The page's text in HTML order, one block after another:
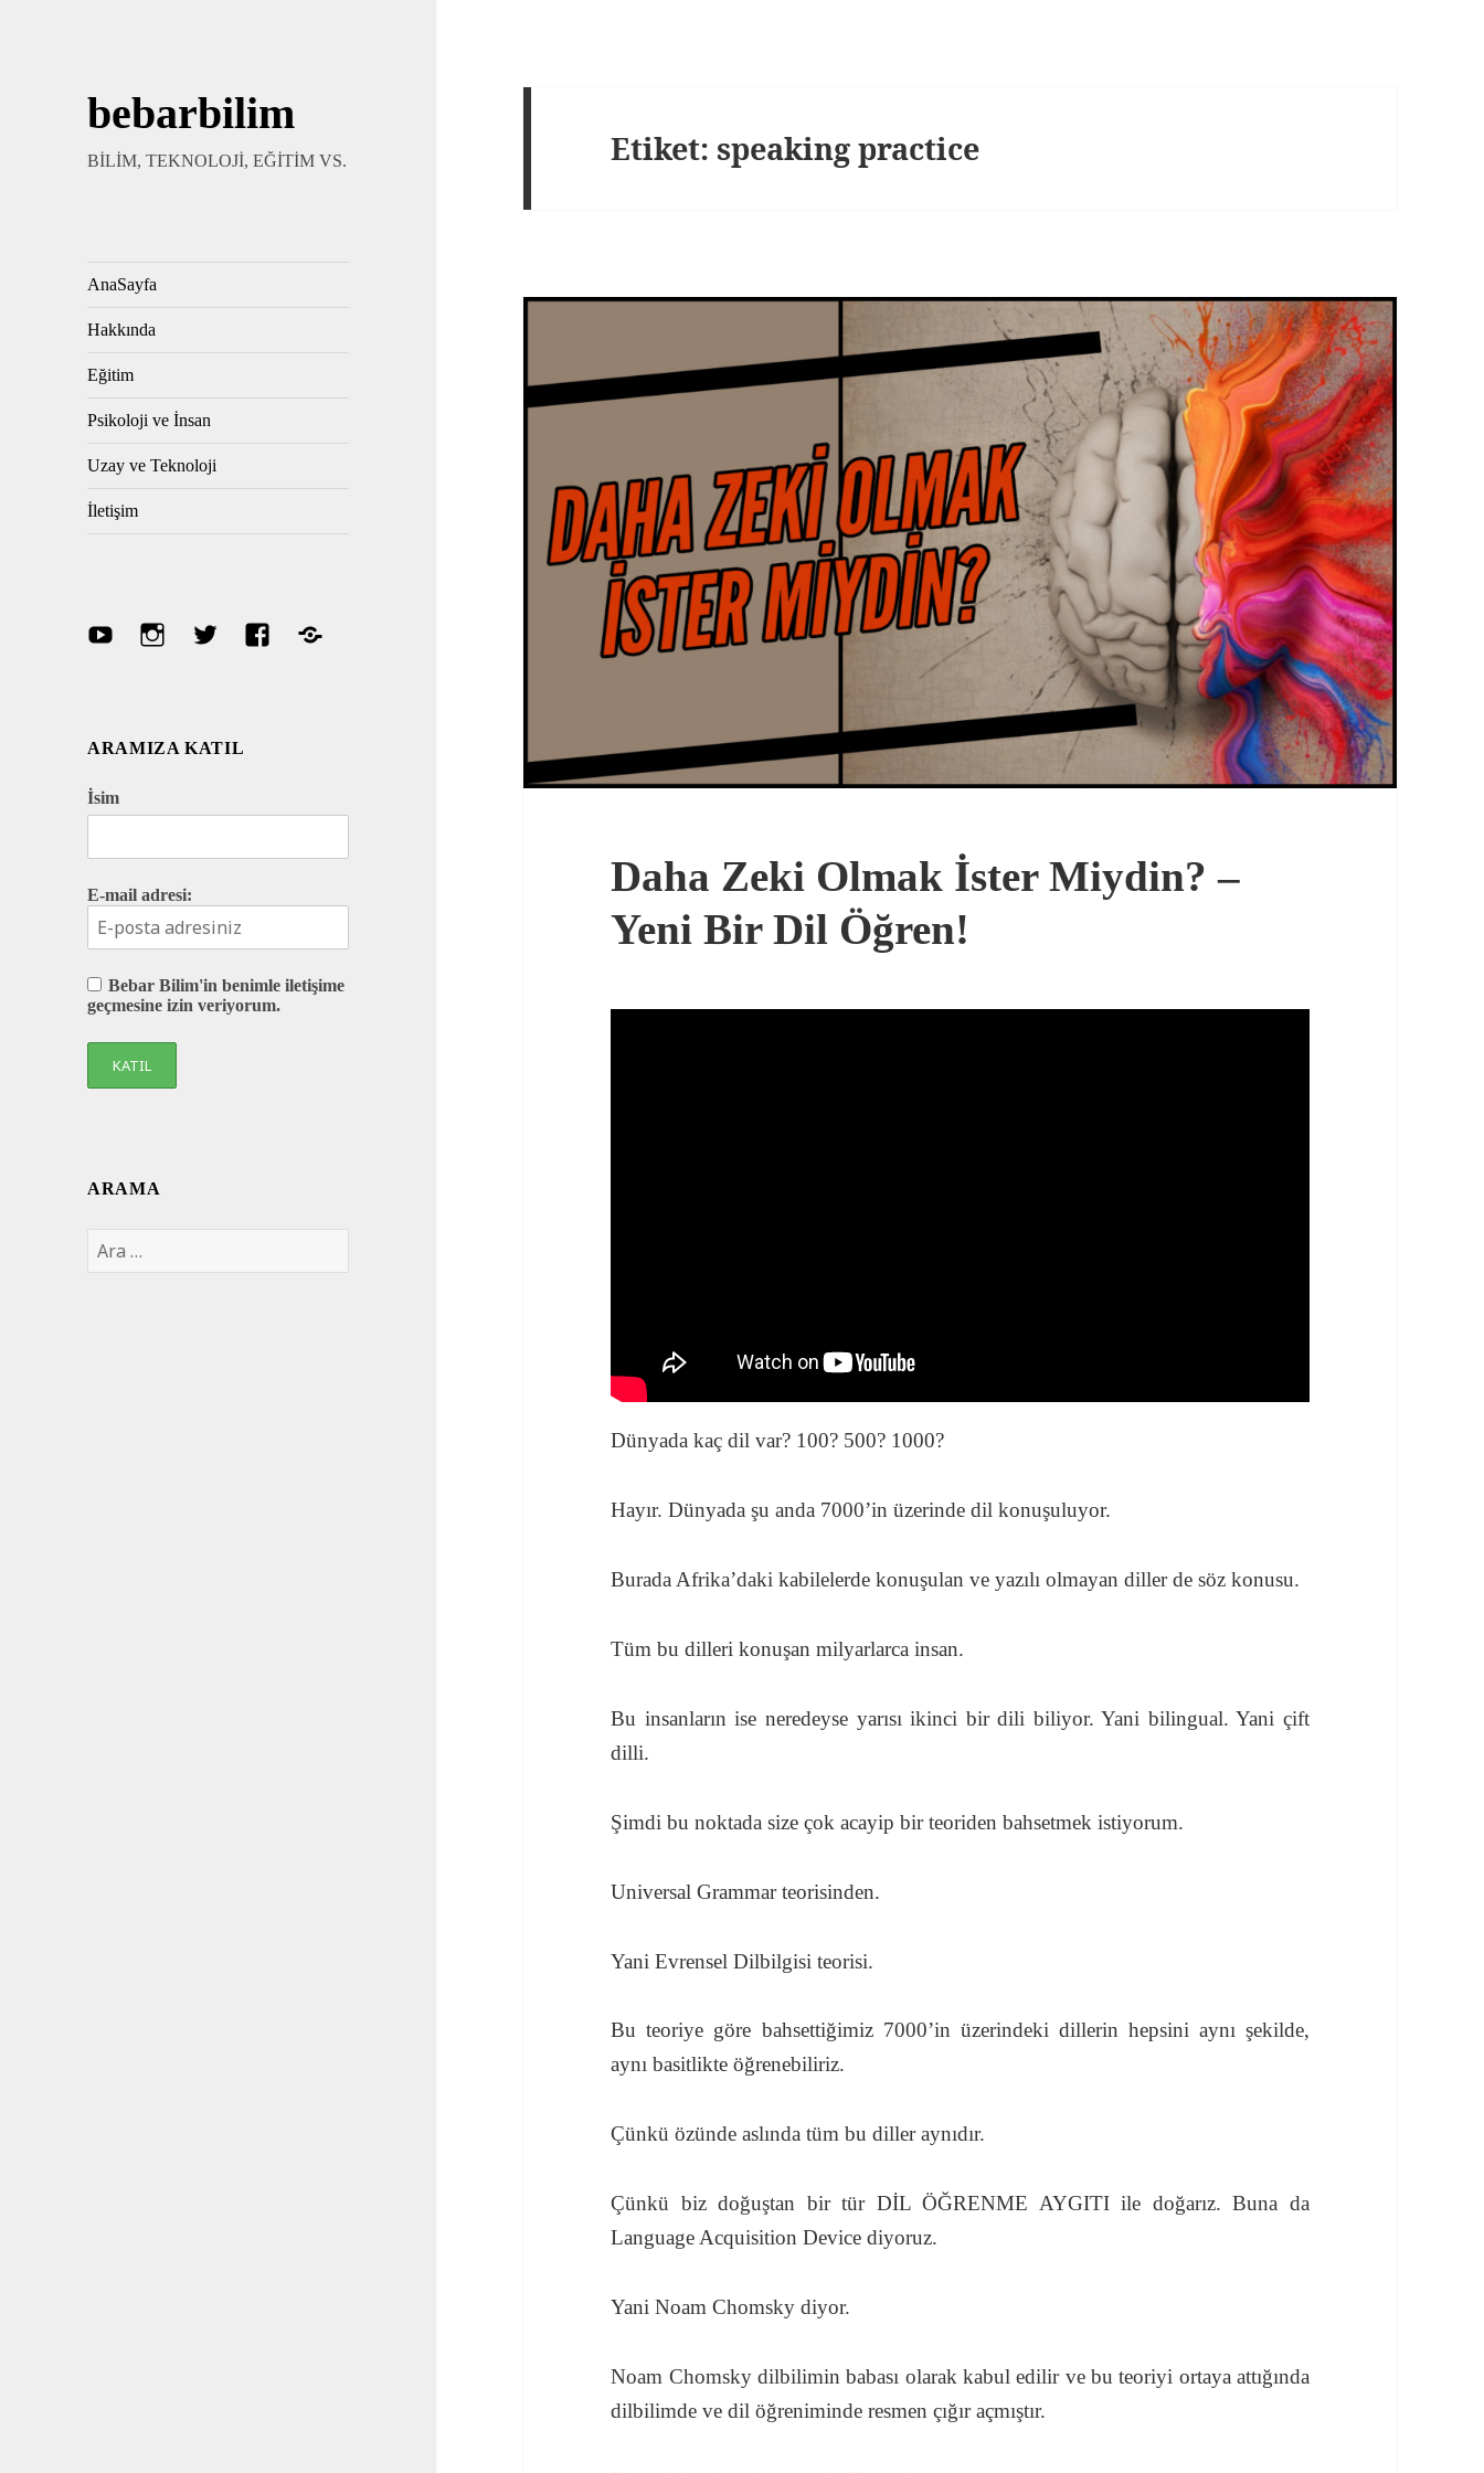
bebarbilim
BİLİM, TEKNOLOJİ, EĞİTİM VS.
AnaSayfa
Hakkında
Eğitim
Psikoloji ve İnsan
Uzay ve Teknoloji
İletişim
YoutubeInstagramTwitter FacebookDiscord
ARAMIZA KATIL
İsim
E-mail adresi:
Bebar Bilim'in benimle iletişime
geçmesine izin veriyorum.
ARAMA
Arama:
Etiket:speaking practice
Daha Zeki Olmak İster Miydin? –
Yeni Bir Dil Öğren!
Dünyada kaç dil var? 100? 500? 1000?
Hayır. Dünyada şu anda 7000’in üzerinde dil konuşuluyor.
Burada Afrika’daki kabilelerde konuşulan ve yazılı olmayan diller de söz konusu.
Tüm bu dilleri konuşan milyarlarca insan.
Bu insanların ise neredeyse yarısı ikinci bir dili biliyor. Yani bilingual. Yani çift
dilli.
Şimdi bu noktada size çok acayip bir teoriden bahsetmek istiyorum.
Universal Grammar teorisinden.
Yani Evrensel Dilbilgisi teorisi.
Bu teoriye göre bahsettiğimiz 7000’in üzerindeki dillerin hepsini aynı şekilde,
aynı basitlikte öğrenebiliriz.
Çünkü özünde aslında tüm bu diller aynıdır.
Çünkü biz doğuştan bir tür DİL ÖĞRENME AYGITI ile doğarız. Buna da
Language Acquisition Device diyoruz.
Yani Noam Chomsky diyor.
Noam Chomsky dilbilimin babası olarak kabul edilir ve bu teoriyi ortaya attığında
dilbilimde ve dil öğreniminde resmen çığır açmıştır.